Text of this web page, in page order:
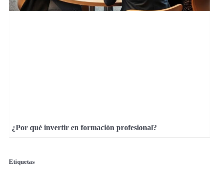
¿Por qué invertir en formación profesional?
Etiquetas